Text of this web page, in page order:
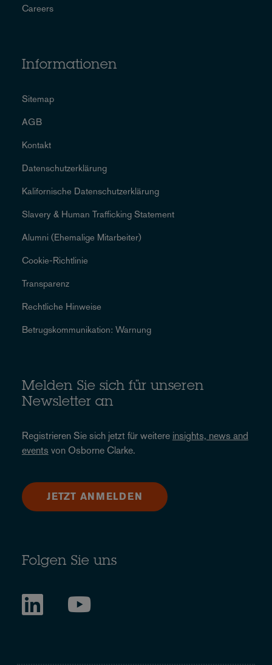
Careers
Informationen
Sitemap
AGB
Kontakt
Datenschutzerklärung
Kalifornische Datenschutzerklärung
Slavery & Human Trafficking Statement
Alumni (Ehemalige Mitarbeiter)
Cookie-Richtlinie
Transparenz
Rechtliche Hinweise
Betrugskommunikation: Warnung
Melden Sie sich für unseren
Newsletter an
Registrieren Sie sich jetzt für weitere insights, news and
events von Osborne Clarke.
JETZT ANMELDEN
Folgen Sie uns